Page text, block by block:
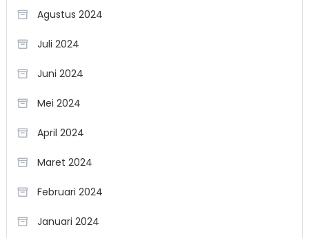
Agustus 2024
Juli 2024
Juni 2024
Mei 2024
April 2024
Maret 2024
Februari 2024
Januari 2024